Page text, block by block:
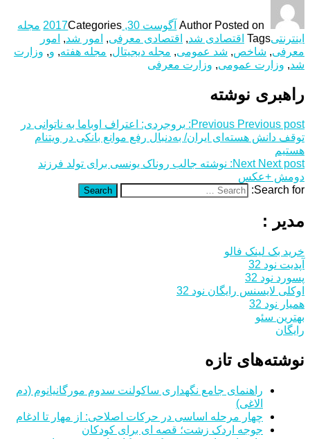
Author Posted on آگوست 30, 2017 Categories
مجله
اینترنتیTags اقتصادی شد, اقتصادی معرفی, امور شد, امور
معرفی, شاخص, شد عمومی, مجله دیجیتال, مجله هفته, و, وزارت
شد, وزارت عمومی, وزارت معرفی
راهبری نوشته
Previous Previous post:
بروجردی: اعتراف اوباما به ناتوانی در
توقف دانش هسته‌ای ایران/ به‌دنبال رفع موانع بانکی در ویتنام
هستیم
Next Next post:
نوشته جالب روناک یونسی برای تولد فرزند
دومش +عکس
Search for:
Search
مدیر :
خرید بک لینک فالو
آپدیت نود 32
پسورد نود 32
اوکلی لایسنس رایگان نود 32
همیار نود 32
بهترین سئو
رایگان
نوشته‌های تازه
راهنمای جامع نگهداری ساکولنت سدوم مورگانیانوم (دم
الاغی)
چهار مرحله اساسی در حرکات اصلاحی: از مهار تا ادغام
جوجه اردک زشت؛ قصه ای برای کودکان